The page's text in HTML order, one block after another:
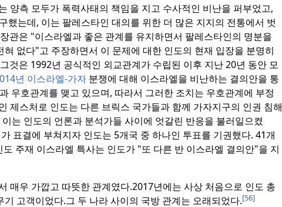
양측 모두가 폭력사태의 책임을 지고 수사적인 비난을 퍼부었고,
는데, 이는 팔레스타인 대의를 위한 더 많은 지지의 전통에서 벗
관은 "이스라엘과 좋은 관계를 유지하면서 팔레스타인의 명분을
없다"고 주장하면서 이 문제에 대한 인도의 현재 입장을 분명히
것은 1992년 공식적인 외교관계가 수립된 이후 지난 20년 동안 모
년 이스라엘-가자 분쟁에 대해 이스라엘을 비난하는 결의안을 통
우호관계를 맺고 있으며, 따라서 그러한 조치는 우호관계에 부정
제스처로 인도는 다른 브릭스 국가들과 함께 가자지구의 인권 침해
는 인도의 언론과 분석가들 사이에 엇갈린 반응을 불러일으켰
표결에 부쳐지자 인도는 5개국 중 하나인 투표를 기권했다. 41개
도 주재 이스라엘 특사는 인도가 "또 다른 반 이스라엘 결의안"을 지
매우 가깝고 따뜻한 관계였다.2017년에는 사상 처음으로 인도 총
기 고객이었다.그 두 나라 사이의 국방 관계는 오래되었다.[56]